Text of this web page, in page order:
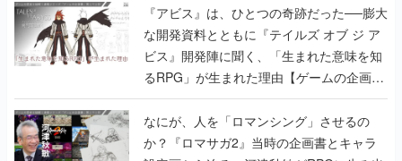
『アビス』は、ひとつの奇跡だった──膨大
な開発資料とともに『テイルズ オブ ジ ア
ビス』開発陣に聞く、「生まれた意味を知
るRPG」が生まれた理由【ゲームの企画
書】
なにが、人を「ロマンシング」させるの
か？『ロマサガ2』当時の企画書とキャラ